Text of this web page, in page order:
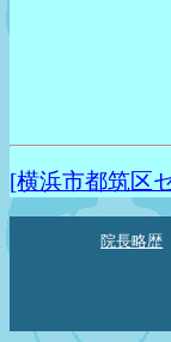
[横浜市都筑区
院長略歴